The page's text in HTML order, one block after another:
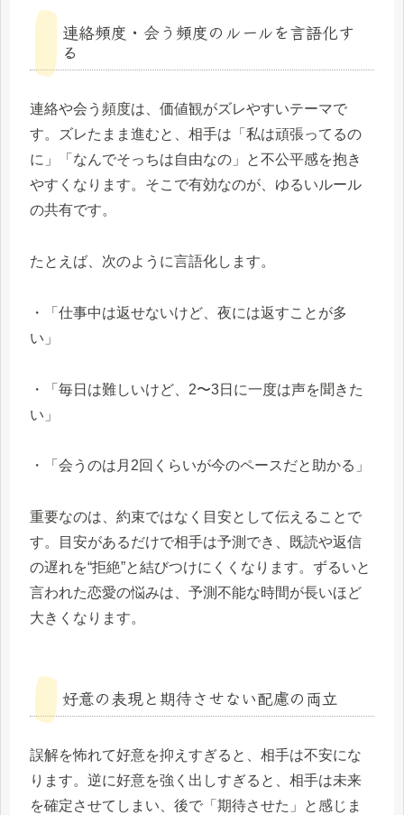
連絡頻度・会う頻度のルールを言語化す
る
連絡や会う頻度は、価値観がズレやすいテーマで
す。ズレたまま進むと、相手は「私は頑張ってるの
に」「なんでそっちは自由なの」と不公平感を抱き
やすくなります。そこで有効なのが、ゆるいルール
の共有です。
たとえば、次のように言語化します。
・「仕事中は返せないけど、夜には返すことが多
い」
・「毎日は難しいけど、2〜3日に一度は声を聞きた
い」
・「会うのは月2回くらいが今のペースだと助かる」
重要なのは、約束ではなく目安として伝えることで
す。目安があるだけで相手は予測でき、既読や返信
の遅れを“拒絶”と結びつけにくくなります。ずるいと
言われた恋愛の悩みは、予測不能な時間が長いほど
大きくなります。
好意の表現と期待させない配慮の両立
誤解を怖れて好意を抑えすぎると、相手は不安にな
ります。逆に好意を強く出しすぎると、相手は未来
を確定させてしまい、後で「期待させた」と感じま